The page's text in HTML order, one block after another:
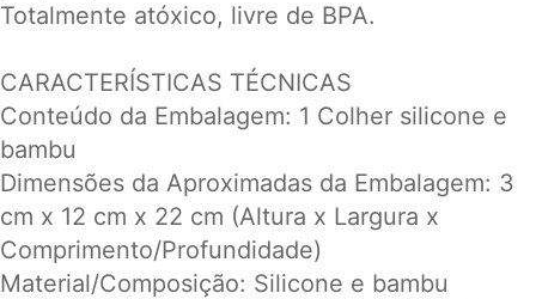
Totalmente atóxico, livre de BPA.
CARACTERÍSTICAS TÉCNICAS
Conteúdo da Embalagem: 1 Colher silicone e
bambu
Dimensões da Aproximadas da Embalagem: 3
cm x 12 cm x 22 cm (Altura x Largura x
Comprimento/Profundidade)
Material/Composição: Silicone e bambu